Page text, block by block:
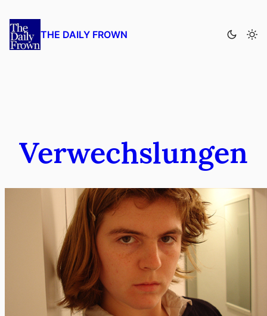
Inhalt
springen
THE DAILY FROWN
Verwechslungen